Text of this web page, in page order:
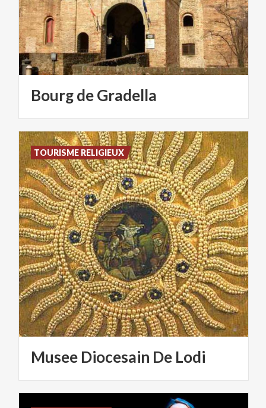
BourgdeGradella
Musee Diocesain De Lodi
TOURISME RELIGIEUX